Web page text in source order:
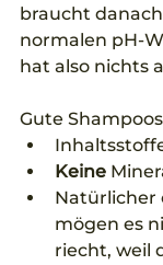
braucht
normalen pH-
hat also nichts
Gute
Keine
Natürlicher
mögen es
riecht, weil